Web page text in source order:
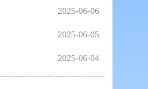
2025-06-06
2025-06-05
2025-06-04